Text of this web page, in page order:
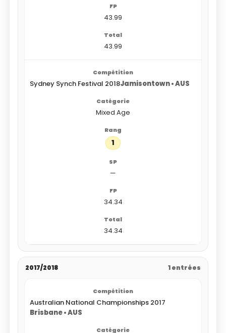
43.99
43.99
Sydney Synch Festival 2018Jamisontown • AUS
Mixed Age
1
—
34.34
34.34
2017/2018 1 entrées
Australian National Championships 2017
Brisbane • AUS